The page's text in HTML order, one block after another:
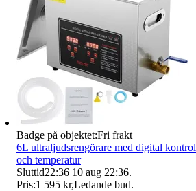
Badge på objektet:Fri frakt
6L ultraljudsrengörare med digital
och temperatur
Sluttid22:36 10 aug 22:36.
Pris:1 595 kr,Ledande bud.